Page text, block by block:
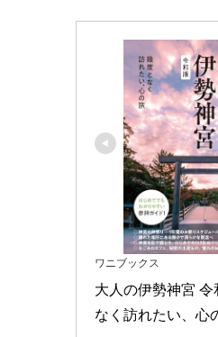
ワニブックス
大人の伊勢神宮 令
なく訪れたい、心